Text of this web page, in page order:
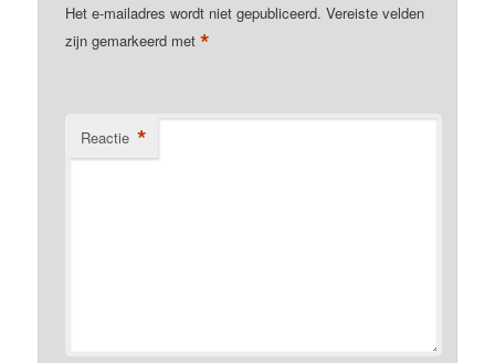
Het e-mailadres wordt niet gepubliceerd. Vereiste velden
zijn gemarkeerd met*
Reactie *